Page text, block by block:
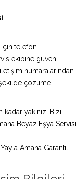
telefon
ekibine güven
numaralarından
şekilde çözüme
yakınız. Bizi
Beyaz Eşya Servisi
Amana Garantili